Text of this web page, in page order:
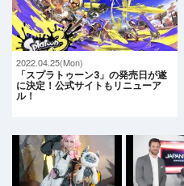
2022.04.25(Mon)
「スプラトゥーン3」の発売日が遂
に決定！公式サイトもリニューア
ル！